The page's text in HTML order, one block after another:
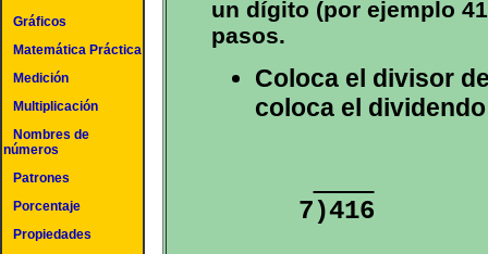
Gráficos
Matemática Práctica
Medición
Multiplicación
Nombres de
números
Patrones
Porcentaje
Propiedades
un dígito (por ejemplo
pasos.
Coloca el divisor
coloca el